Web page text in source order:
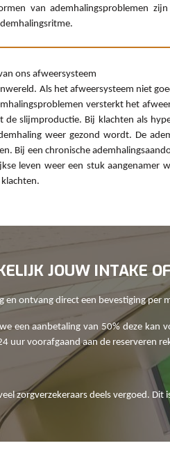
van ademhalingsproblemen
ons afweersysteem
Als het afweersysteem niet
versterkt het
slijmproductie. Bij klachten als
weer gezond wordt. De
Bij een chronische
leven weer een stuk aangenamer
JOUW INTAKE
ontvang direct een bevestiging per
een aanbetaling van 50% deze
uur voorafgaand aan de reserveren
zorgverzekeraars deels vergoed.